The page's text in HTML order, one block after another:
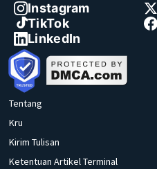
Instagram
TikTok
LinkedIn
Tentang
Kru
Kirim Tulisan
Ketentuan Artikel Terminal